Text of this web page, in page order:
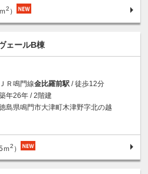
2 ）
ェールB棟
ＪＲ鳴門線金比羅前駅 / 徒歩12分
年26年 / 2階建
島県鳴門市大津町木津野字北の越
ｍ2 ）